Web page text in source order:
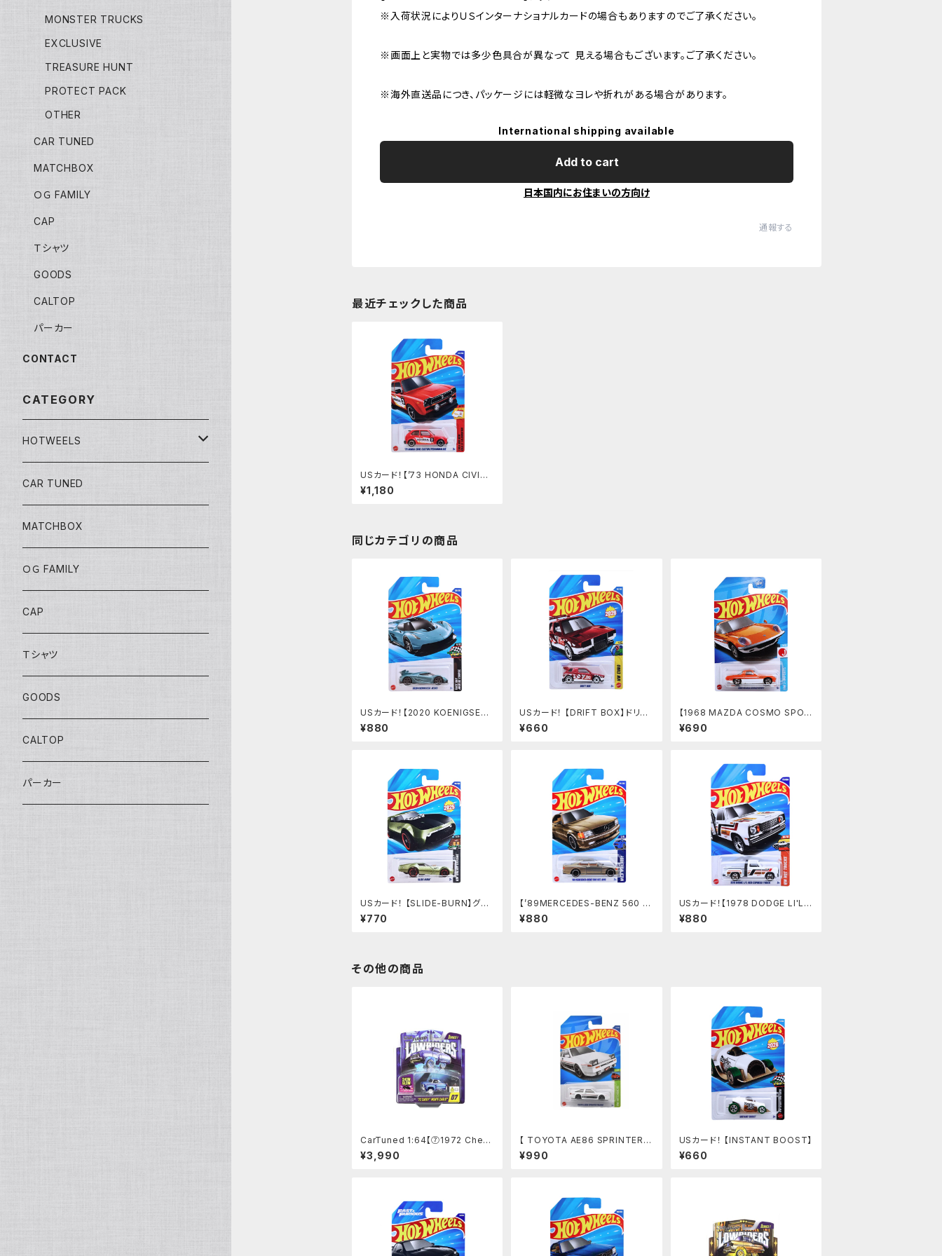
※入荷状況によりＵＳインターナショナルカードの場合もありますのでご了承ください。
※画面上と実物では多少色具合が異なって 見える場合もございます。ご了承ください。
※海外直送品につき、パッケージには軽微なヨレや折れがある場合があります。
International shipping available
Add to cart
日本国内にお住まいの方向け
通報する
最近チェックした商品
USカード！【’73 HONDA CIVIC
CUSTOM】レッド
¥1,180
同じカテゴリの商品
USカード！【2020 KOENIGSEG
G JESKO】MET.BULE
¥880
USカード！ 【DRIFT BOX】ドリフ
トボックス
¥660
【1968 MAZDA COSMO SPOR
T】オレンジ
¥690
USカード！ 【SLIDE-BURN】グリ
ーン
¥770
【’89MERCEDES-BENZ 560 S
EC AMG】シルバーゴールド
¥880
USカード！【1978 DODGE LI'L R
ED EXPRESS TRUCK】ホワイト
¥880
その他の商品
CarTuned 1:64【⑦1972 Chevy
Monte Carlo】 Lowriders SHO
W GLOW Series 1 カーチューン
¥3,990
【 TOYOTA AE86 SPRINTER T
RUENO】
¥990
USカード！ 【INSTANT BOOST】
¥660
MONSTER TRUCKS
EXCLUSIVE
TREASURE HUNT
PROTECT PACK
OTHER
CAR TUNED
MATCHBOX
ＯＧ FAMILY
CAP
Ｔシャツ
GOODS
CALTOP
パーカー
CONTACT
CATEGORY
HOTWEELS
BASIC
FAST&FURIOUS
CAR CULTURE
POP CULTURE
BOULEVARD SERIES
ANNIVERSARY SERIES
THEME AUTOMOTIVE
MONSTER TRUCKS
CAR TUNED
MATCHBOX
ＯＧ FAMILY
CAP
Ｔシャツ
GOODS
CALTOP
パーカー